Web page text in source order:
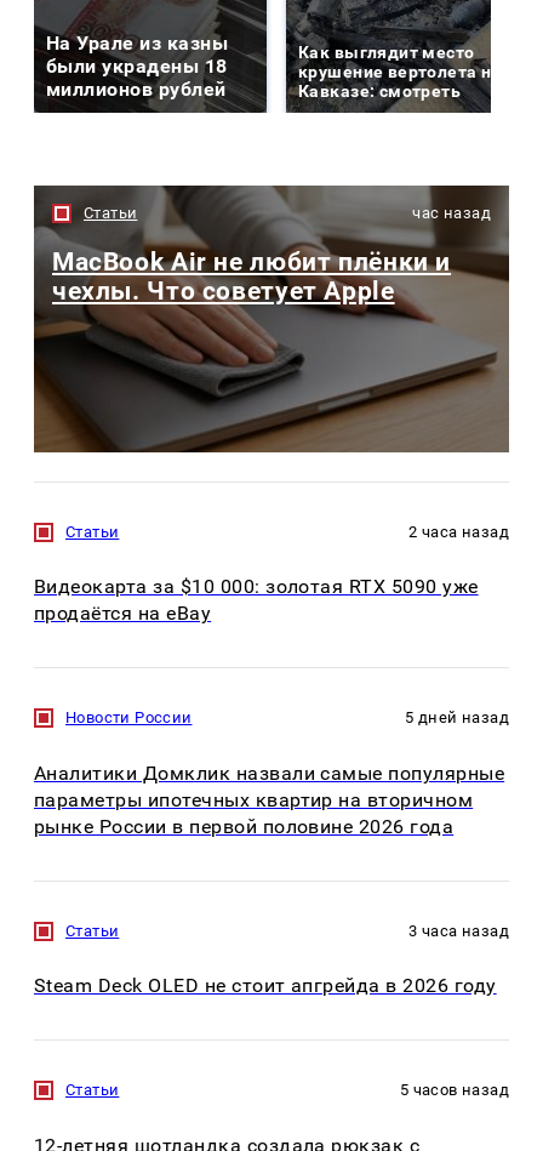
На Урале из казны
были украдены 18
миллионов рублей
Как выглядит место
крушение вертолета на
Кавказе: смотреть
Статьи час назад
MacBook Air не любит плёнки и
чехлы. Что советует Apple
Статьи 2 часа назад
Видеокарта за $10 000: золотая RTX 5090 уже
продаётся на eBay
Новости России 5 дней назад
Аналитики Домклик назвали самые популярные
параметры ипотечных квартир на вторичном
рынке России в первой половине 2026 года
Статьи 3 часа назад
Steam Deck OLED не стоит апгрейда в 2026 году
Статьи 5 часов назад
12-летняя шотландка создала рюкзак с